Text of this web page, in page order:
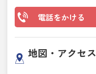
電話をかける
地図・アクセス